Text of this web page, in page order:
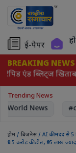
ई-पेपर
BREAKING NEWS
रैपिड एंड ब्लिट्ज खिताब
Trending News
World News
होम / बिजनेस / AI की मदद से 5
₹9.5 करोड़ की डील, ₹95 लाख